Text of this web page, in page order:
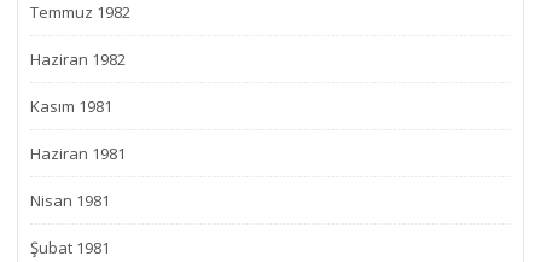
Temmuz 1982
Haziran 1982
Kasım 1981
Haziran 1981
Nisan 1981
Şubat 1981